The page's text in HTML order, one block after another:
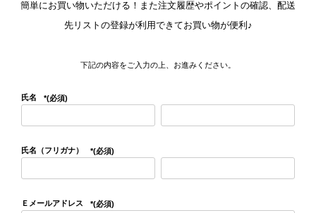
簡単にお買い物いただける！また注文履歴やポイントの確認、配送
先リストの登録が利用できてお買い物が便利♪
下記の内容をご入力の上、お進みください。
氏名 (必須)
氏名（フリガナ） (必須)
Ｅメールアドレス (必須)